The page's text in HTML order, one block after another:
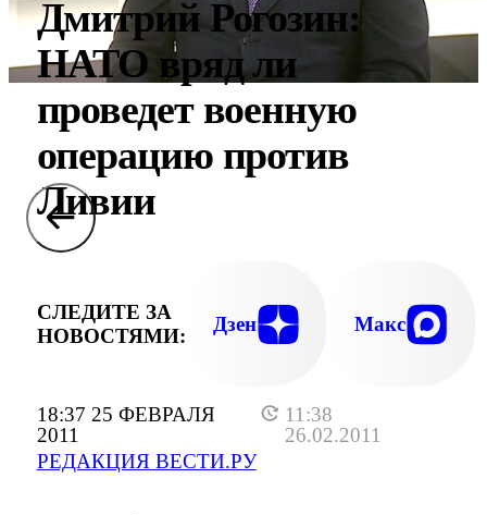
18:37 25 ФЕВРАЛЯ
2011
11:38
26.02.2011
РЕДАКЦИЯ ВЕСТИ.РУ
Дмитрий Рогозин:
НАТО вряд ли
проведет военную
операцию против
Ливии
СЛЕДИТЕ ЗА
НОВОСТЯМИ:
Дзен Макс